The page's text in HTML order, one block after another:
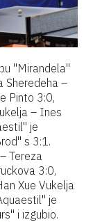
"Mirandela"
Sheredeha –
Pinto 3:0,
– Ines
je
s 3:1.
Tereza
3:0,
Xue Vukelja
je
i izgubio.